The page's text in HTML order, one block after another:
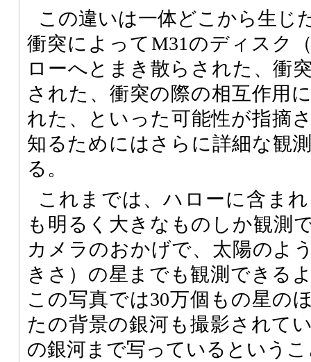
この違いは一体どこから生じ
衝突によってM31のディスク
ローへとまき散らされた、衝
された、衝突の際の相互作用
れた、といった可能性が指摘
知るためにはさらに詳細な観
る。
これまでは、ハローに含ま
も明るく大きなものしか観測
カメラのおかげで、太陽のよ
きさ）の星までも観測できる
この写真では30万個もの星の
たの背景の銀河も撮影されて
の銀河まで写っているという